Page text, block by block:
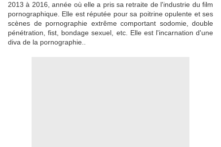
2013 à 2016, année où elle a pris sa retraite de l'industrie du film
pornographique. Elle est réputée pour sa poitrine opulente et ses
scènes de pornographie extrême comportant sodomie, double
pénétration, fist, bondage sexuel, etc. Elle est l'incarnation d'une
diva de la pornographie..